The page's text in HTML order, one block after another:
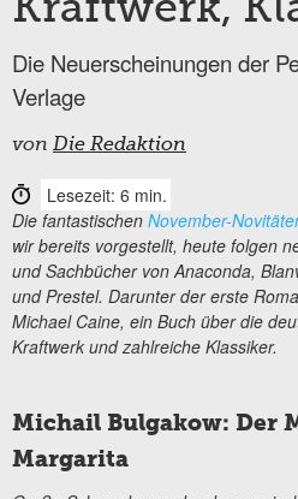
Kraftwerk,
Die Neuerscheinungen der
Verlage
von Die Redaktion
Lesezeit: 6 min.
Die fantastischen November-
wir bereits vorgestellt, heute folgen
und Sachbücher von Anaconda,
und Prestel. Darunter der erste
Michael Caine, ein Buch über die
Kraftwerk und zahlreiche Klassiker.
Michail Bulgakow: Der
Margarita